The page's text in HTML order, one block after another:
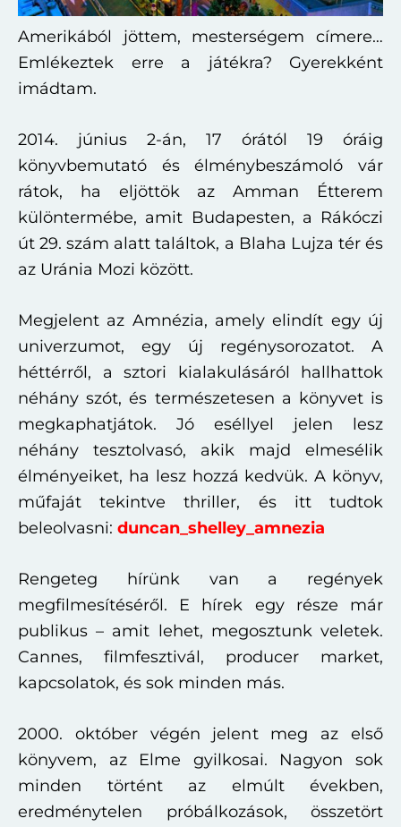
Amerikából jöttem, mesterségem címere…
Emlékeztek erre a játékra? Gyerekként
imádtam.
2014. június 2-án, 17 órától 19 óráig
könyvbemutató és élménybeszámoló vár
rátok, ha eljöttök az Amman Étterem
különtermébe, amit Budapesten, a Rákóczi
út 29. szám alatt találtok, a Blaha Lujza tér és
az Uránia Mozi között.
Megjelent az Amnézia, amely elindít egy új
univerzumot, egy új regénysorozatot. A
héttérről, a sztori kialakulásáról hallhattok
néhány szót, és természetesen a könyvet is
megkaphatjátok. Jó eséllyel jelen lesz
néhány tesztolvasó, akik majd elmesélik
élményeiket, ha lesz hozzá kedvük. A könyv,
műfaját tekintve thriller, és itt tudtok
beleolvasni: duncan_shelley_amnezia
Rengeteg hírünk van a regények
megfilmesítéséről. E hírek egy része már
publikus – amit lehet, megosztunk veletek.
Cannes, filmfesztivál, producer market,
kapcsolatok, és sok minden más.
2000. október végén jelent meg az első
könyvem, az Elme gyilkosai. Nagyon sok
minden történt az elmúlt években,
eredménytelen próbálkozások, összetört